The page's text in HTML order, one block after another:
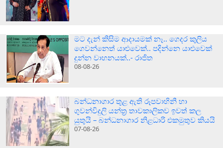
මට දැන් කිසිම ආදායමක් නෑ.. ගෙදර කුලිය
ගෙවන්නෙත් යාළුවෙක්.. පදින්නෙ යාළුවෙක්
දුන්න වාහනයක්..- රාජිත
08-08-26
බන්ධනාගාර තුළ ඇති රූපවාහිනී හා
ගුවන්විදුලි යන්ත්‍ර තාවකාලිකව ඉවත් කල
යුතුයි – බන්ධනාගාර නිළධාරි එකමුතුව කියයි
07-08-26